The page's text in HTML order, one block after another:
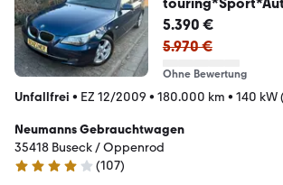
ma*HU02.2028
5.390 €
5.970 €
Ohne Bewertung
Unfallfrei • EZ 12/2009 • 180.000 km • 140 kW
Neumanns Gebrauchtwagen
35418 Buseck / Oppenrod
4.1 Sterne
(107)